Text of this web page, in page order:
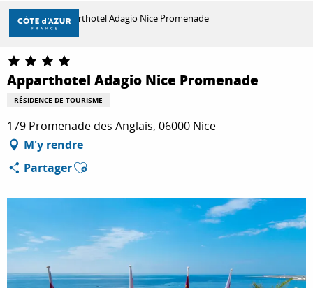
Aller
contenu
principal
DÉCOUVRIR
À FAIRE
SÉJOURNER
Accueil Apparthotel Adagio Nice Promenade
Apparthotel Adagio Nice Promenade
RÉSIDENCE DE TOURISME
179 Promenade des Anglais, 06000 Nice
M'y rendre
PartagerAjouter aux favoris